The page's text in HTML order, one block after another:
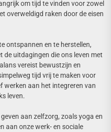
om tijd te vinden voor zowel
overweldigd raken door de eisen
ontspannen en te herstellen,
de uitdagingen die ons leven met
vereist bewustzijn en
tijd vrij te maken voor
werken aan het integreren van
leven.
aan zelfzorg, zoals yoga en
aan onze werk- en sociale